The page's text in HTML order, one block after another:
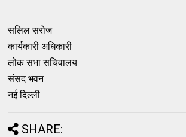
सलिल सरोज
कार्यकारी अधिकारी
लोक सभा सचिवालय
संसद भवन
नई दिल्ली
SHARE: